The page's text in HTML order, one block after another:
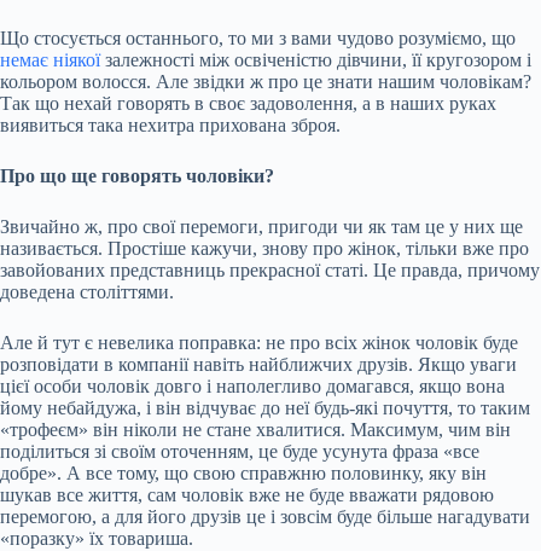
Що стосується останнього, то ми з вами чудово розуміємо, що
немає ніякоїзалежності між освіченістю дівчини, її кругозором і
кольором волосся. Але звідки ж про це знати нашим чоловікам?
Так що нехай говорять в своє задоволення, а в наших руках
виявиться така нехитра прихована зброя.
Про що ще говорять чоловіки?
Звичайно ж, про свої перемоги, пригоди чи як там це у них ще
називається. Простіше кажучи, знову про жінок, тільки вже про
завойованих представниць прекрасної статі. Це правда, причому
доведена століттями.
Але й тут є невелика поправка: не про всіх жінок чоловік буде
розповідати в компанії навіть найближчих друзів. Якщо уваги
цієї особи чоловік довго і наполегливо домагався, якщо вона
йому небайдужа, і він відчуває до неї будь-які почуття, то таким
«трофеєм» він ніколи не стане хвалитися. Максимум, чим він
поділиться зі своїм оточенням, це буде усунута фраза «все
добре». А все тому, що свою справжню половинку, яку він
шукав все життя, сам чоловік вже не буде вважати рядовою
перемогою, а для його друзів це і зовсім буде більше нагадувати
«поразку» їх товариша.